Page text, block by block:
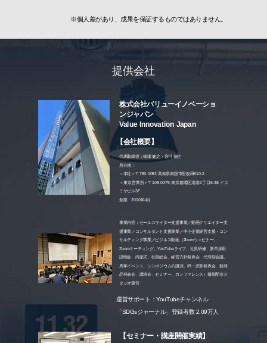
※個人差があり、成果を保証するものではありません
提供会社
株式会社バリューイノベーショ
ンジャパン
Value Innovation Japan
【会社概要】
代表取締役：楠瀬 健之・宮川 徳生
所在地：
＜本社＞〒783-0082 高知県南国市里改田610-2
＜東京営業所＞〒108-0075 東京都港区港南1丁目6-38 イズ
ミヤビル3F
創業：2010年4月
事業内容：セールスライター支援事業／動画クリエイター支
援事業／コンサルタント支援事業／中小企業経営支援・コン
サルティング事業／ビジネス動画（Zoomウェビナー、
Zoomミーティング、YouTubeライブ、社員研修、新卒採用
説明会、内定式、社員総会、経営方針発表会、代理店会議、
周年イベント、シンポジウムの講演、IR・決算発表会、新商
品発表会、講演会、セミナー、カンファレンス）撮影配信ス
タジオ運営
運営サポート：YouTubeチャンネル
「SDGsジャーナル」登録者数 2.09万人
【セミナー・講座開催実績】